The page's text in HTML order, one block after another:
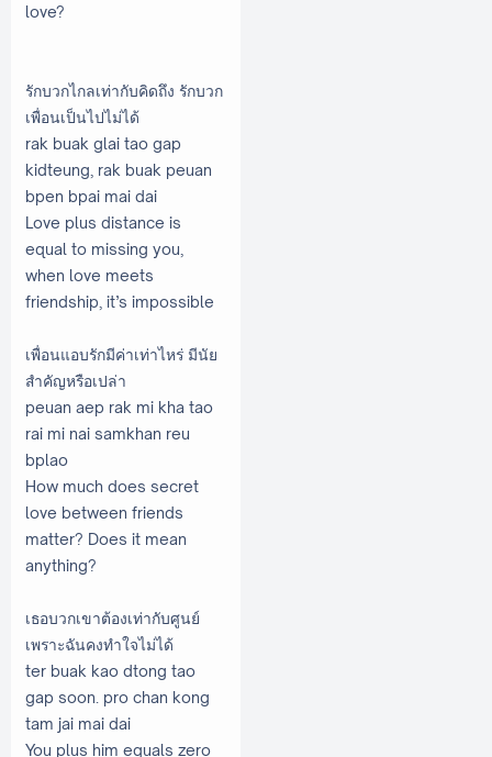
love?
รักบวกไกลเท่ากับคิดถึง รักบวก
เพื่อนเป็นไปไม่ได้
rak buak glai tao gap
kidteung, rak buak peuan
bpen bpai mai dai
Love plus distance is
equal to missing you,
when love meets
friendship, it’s impossible
เพื่อนแอบรักมีค่าเท่าไหร่ มีนัย
สำคัญหรือเปล่า
peuan aep rak mi kha tao
rai mi nai samkhan reu
bplao
How much does secret
love between friends
matter? Does it mean
anything?
เธอบวกเขาต้องเท่ากับศูนย์
เพราะฉันคงทำใจไม่ได้
ter buak kao dtong tao
gap soon. pro chan kong
tam jai mai dai
You plus him equals zero